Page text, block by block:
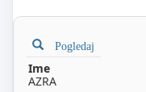
Pogledaj
AZRA